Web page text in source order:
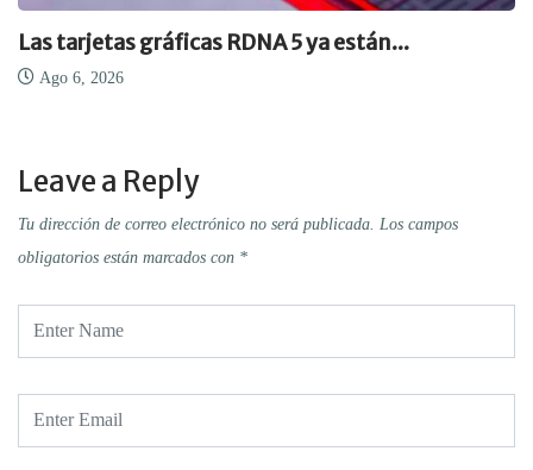
Las tarjetas gráficas RDNA 5 ya están...
Ago 6, 2026
Leave a Reply
Tu dirección de correo electrónico no será publicada. Los campos
obligatorios están marcados con *